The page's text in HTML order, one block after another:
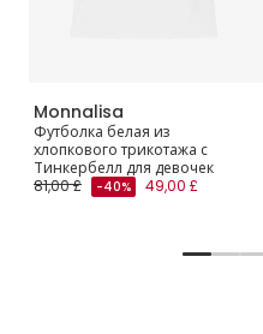
Monnalisa
Футболка белая из
хлопкового трикотажа с
Тинкербелл для девочек
81,00 £
-40% 49,00 £